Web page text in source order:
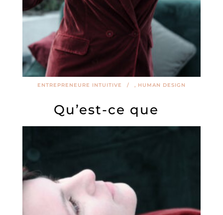
Qu’est-ce que
comment être aligné
?
ENTREPRENEURE INTUITIVE , HUMAN DESIGN